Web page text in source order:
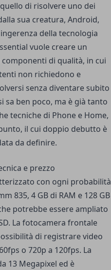
di risolvere uno dei
sua creatura, Android,
ingerenza della tecnologia
vuole creare un
di qualità, in cui
non richiedono e
senza diventare subito
sa ben poco, ma è già tanto
tecniche di Phone e Home,
il cui doppio debutto è
da definire.
e prezzo
con ogni probabilità
835, 4 GB di RAM e 128 GB
potrebbe essere ampliato
La fotocamera frontale
di registrare video
o 720p a 120fps. La
13 Megapixel ed è